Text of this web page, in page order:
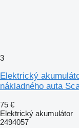
3
Elektrický
nákladného auta
75 €
Elektrický akumulátor
2494057